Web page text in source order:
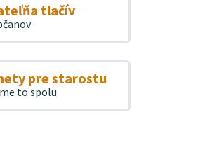
tlačív
pre starostu
to spolu